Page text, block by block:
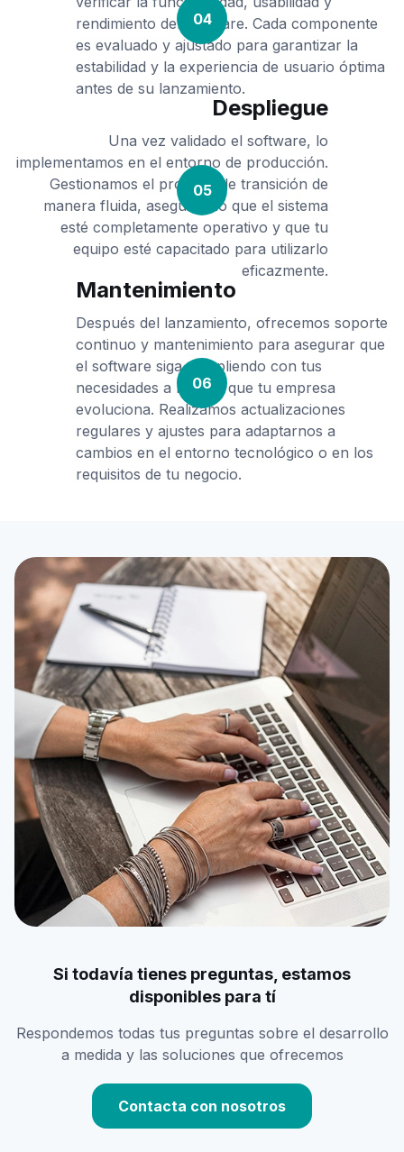
04
rendimiento del software. Cada componente
es evaluado y ajustado para garantizar la
estabilidad y la experiencia de usuario óptima
antes de su lanzamiento.
05
Despliegue
Una vez validado el software, lo
implementamos en el entorno de producción.
Gestionamos el proceso de transición de
manera fluida, asegurando que el sistema
esté completamente operativo y que tu
equipo esté capacitado para utilizarlo
eficazmente.
06
Mantenimiento
Después del lanzamiento, ofrecemos soporte
continuo y mantenimiento para asegurar que
el software siga cumpliendo con tus
necesidades a medida que tu empresa
evoluciona. Realizamos actualizaciones
regulares y ajustes para adaptarnos a
cambios en el entorno tecnológico o en los
requisitos de tu negocio.
Si todavía tienes preguntas, estamos
disponibles para tí
Respondemos todas tus preguntas sobre el desarrollo
a medida y las soluciones que ofrecemos
Contacta con nosotros